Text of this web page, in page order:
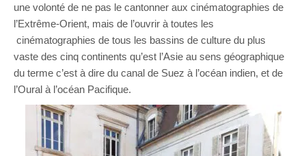
une volonté de ne pas le cantonner aux cinématographies de
l’Extrême-Orient, mais de l’ouvrir à toutes les
cinématographies de tous les bassins de culture du plus
vaste des cinq continents qu’est l’Asie au sens géographique
du terme c’est à dire du canal de Suez à l’océan indien, et de
l’Oural à l’océan Pacifique.